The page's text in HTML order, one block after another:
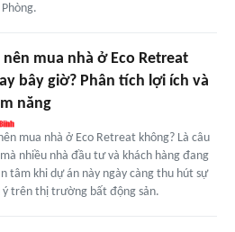
nên mua nhà ở Eco Retreat
bây giờ? Phân tích lợi ích và
năng
mua nhà ở Eco Retreat không? Là câu
nhiều nhà đầu tư và khách hàng đang
tâm khi dự án này ngày càng thu hút sự
ý trên thị trường bất động sản.